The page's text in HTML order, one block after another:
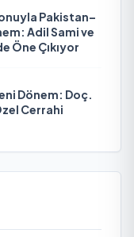
Pakistan–
Adil Sami ve
Öne Çıkıyor
Dönem: Doç.
Cerrahi